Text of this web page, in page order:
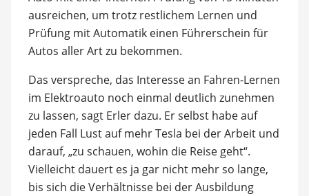
ausreichen, um trotz restlichem Lernen und
Prüfung mit Automatik einen Führerschein für
Autos aller Art zu bekommen.
Das verspreche, das Interesse an Fahren-Lernen
im Elektroauto noch einmal deutlich zunehmen
zu lassen, sagt Erler dazu. Er selbst habe auf
jeden Fall Lust auf mehr Tesla bei der Arbeit und
darauf, „zu schauen, wohin die Reise geht“.
Vielleicht dauert es ja gar nicht mehr so lange,
bis sich die Verhältnisse bei der Ausbildung